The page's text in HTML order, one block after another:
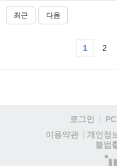
최근 다음
1 2
로그인
이용약관
개인정
불법